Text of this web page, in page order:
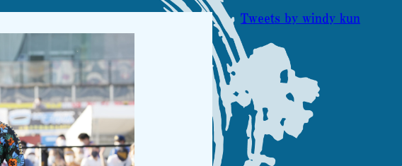
オカードのセットをプレゼント！Twitterキャンペーン実施中！
フトボール選手東京五輪ソフトボール金メダリスト山田恵里さんのサ
入り日本選手権競輪オリジナルＴシャツとクオカードのセットをプレ
ト！Twitterキャンペーン実施中！
モン・サトシ役でお馴染みのアニソン歌手松本梨香さんのサイン入り
選手権競輪オリジナルＴシャツとクオカードのセットをプレゼント！
キャンペーン実施中！
Tweets by windy_kun